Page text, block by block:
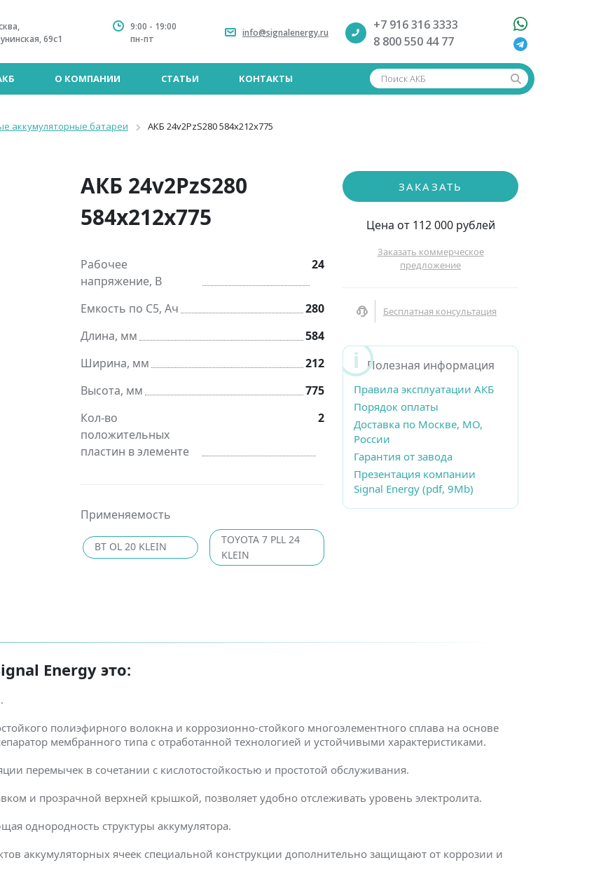
69с1
9:00 - 19:00
пн-пт
info@signalenergy.ru
+7 916 316 3333
8 800 550 44 77
О КОМПАНИИ СТАТЬИ КОНТАКТЫ Поиск АКБ
аккумуляторные батареи АКБ 24v2PzS280 584x212x775
АКБ 24v2PzS280
584x212x775
Рабочее
напряжение, В
24
Емкость по C5, Ач
280
Длина, мм
584
Ширина, мм
212
Высота, мм
775
Применяемость
BT OL 20 KLEIN
TOYOTA 7 PLL 24
KLEIN
Кол-во
положительных
пластин в элементе
2
ЗАКАЗАТЬ
Цена от 112 000 рублей
Заказать коммерческое
предложение
Бесплатная консультация
Полезная информация
Правила эксплуатации АКБ
Порядок оплаты
Доставка по Москве, МО,
России
Гарантия от завода
Презентация компании
Signal Energy (pdf, 9Mb)
Energy это:
полиэфирного волокна и коррозионно-стойкого многоэлементного сплава на основе
мембранного типа с отработанной технологией и устойчивыми характеристиками.
перемычек в сочетании с кислотостойкостью и простотой обслуживания.
и прозрачной верхней крышкой, позволяет удобно отслеживать уровень электролита.
однородность структуры аккумулятора.
аккумуляторных ячеек специальной конструкции дополнительно защищают от коррозии и